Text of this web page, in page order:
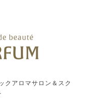
クアロマサロン＆スク